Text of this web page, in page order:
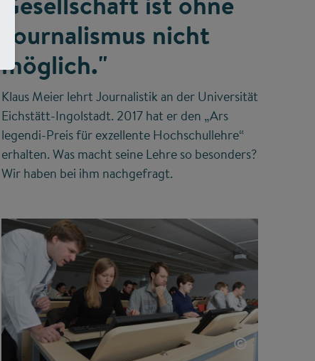
Journalismus nicht
möglich."
Klaus Meier lehrt Journalistik an der Universität
Eichstätt-Ingolstadt. 2017 hat er den „Ars
legendi-Preis für exzellente Hochschullehre“
erhalten. Was macht seine Lehre so besonders?
Wir haben bei ihm nachgefragt.
©